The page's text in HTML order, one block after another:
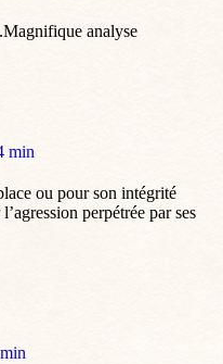
analyse
min
ou pour son intégrité
perpétrée par ses